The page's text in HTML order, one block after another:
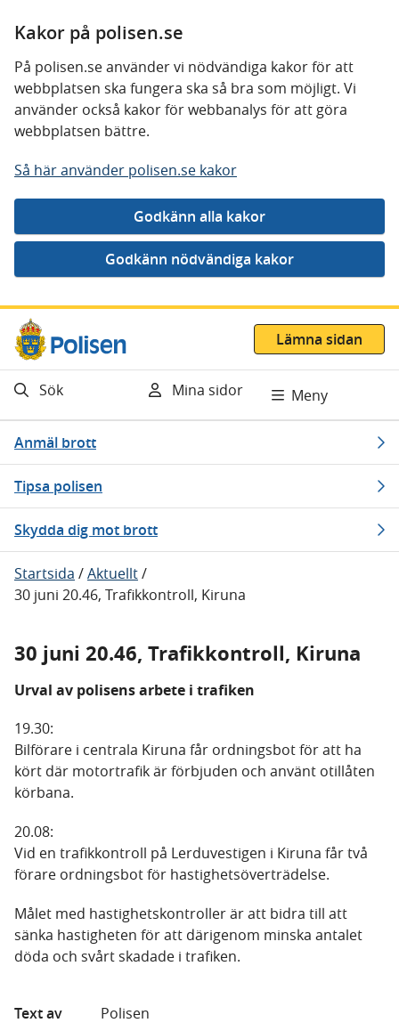
Kakor på polisen.se
På polisen.se använder vi nödvändiga kakor för att
webbplatsen ska fungera ska så bra som möjligt. Vi
använder också kakor för webbanalys för att göra
webbplatsen bättre.
Så här använder polisen.se kakor
Gå direkt till innehåll
Lämna sidan
Sök Mina sidor Meny
Anmäl brott
Tipsa polisen
Skydda dig mot brott
Startsida /Aktuellt/
30 juni 20.46, Trafikkontroll, Kiruna
30 juni 20.46, Trafikkontroll, Kiruna
Urval av polisens arbete i trafiken
19.30:
Bilförare i centrala Kiruna får ordningsbot för att ha
kört där motortrafik är förbjuden och använt otillåten
körbana.
20.08:
Vid en trafikkontroll på Lerduvestigen i Kiruna får två
förare ordningsbot för hastighetsöverträdelse.
Målet med hastighetskontroller är att bidra till att
sänka hastigheten för att därigenom minska antalet
döda och svårt skadade i trafiken.
Text av
Polisen